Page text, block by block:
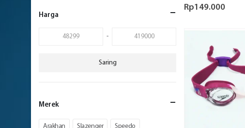
Rp149.000
Harga
-
Saring
Merek
Arakhan Slazenger Speedo